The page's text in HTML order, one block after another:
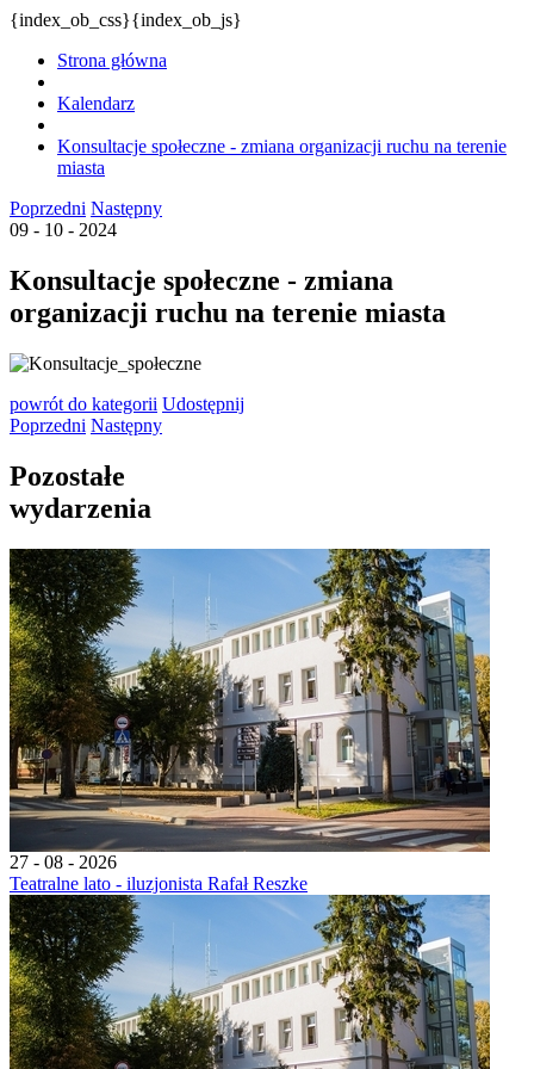
{index_ob_css}{index_ob_js}
Strona główna
Kalendarz
Konsultacje społeczne - zmiana organizacji ruchu na terenie
miasta
Poprzedni Następny
09 - 10 - 2024
Konsultacje społeczne - zmiana
organizacji ruchu na terenie miasta
powrót do kategorii Udostępnij
Poprzedni Następny
Pozostałe
wydarzenia
27 - 08 - 2026
Teatralne lato - iluzjonista Rafał Reszke